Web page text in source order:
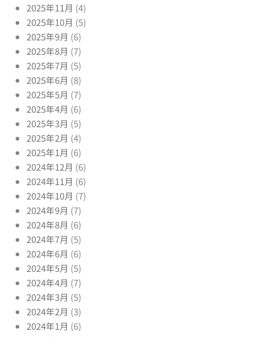
2025年11月 (4)
2025年10月 (5)
2025年9月 (6)
2025年8月 (7)
2025年7月 (5)
2025年6月 (8)
2025年5月 (7)
2025年4月 (6)
2025年3月 (5)
2025年2月 (4)
2025年1月 (6)
2024年12月 (6)
2024年11月 (6)
2024年10月 (7)
2024年9月 (7)
2024年8月 (6)
2024年7月 (5)
2024年6月 (6)
2024年5月 (5)
2024年4月 (7)
2024年3月 (5)
2024年2月 (3)
2024年1月 (6)